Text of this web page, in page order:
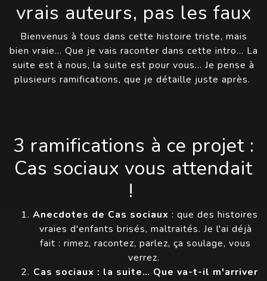
vrais auteurs, pas les faux
Bienvenus à tous dans cette histoire triste, mais
bien vraie… Que je vais raconter dans cette intro… La
suite est à nous, la suite est pour vous… Je pense à
plusieurs ramifications, que je détaille juste après.
3 ramifications à ce projet :
Cas sociaux vous attendait
!
Anecdotes de Cas sociaux : que des histoires
vraies d'enfants brisés, maltraités. Je l'ai déjà
fait : rimez, racontez, parlez, ça soulage, vous
verrez.
Cas sociaux : la suite… Que va-t-il m'arriver